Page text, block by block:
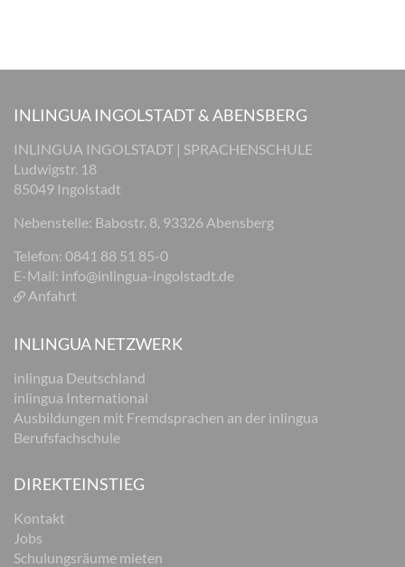
INLINGUA INGOLSTADT & ABENSBERG
INLINGUA INGOLSTADT | SPRACHENSCHULE
Ludwigstr. 18
85049 Ingolstadt
Nebenstelle: Babostr. 8, 93326 Abensberg
Telefon: 0841 88 51 85-0
E-Mail: info@inlingua-ingolstadt.de
Anfahrt
INLINGUA NETZWERK
inlingua Deutschland
inlingua International
Ausbildungen mit Fremdsprachen an der inlingua
Berufsfachschule
DIREKTEINSTIEG
Kontakt
Jobs
Schulungsräume mieten